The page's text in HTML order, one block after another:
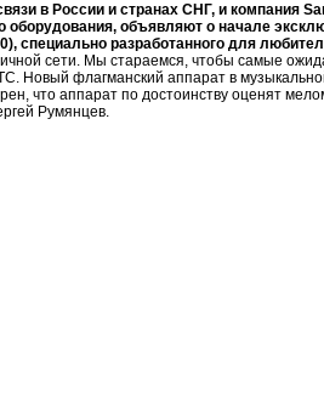
в России и странах СНГ, и компания
объявляют о начале
специально разработанного для
сети. Мы стараемся, чтобы самые
Новый флагманский аппарат в
что аппарат по достоинству оценят
Румянцев.